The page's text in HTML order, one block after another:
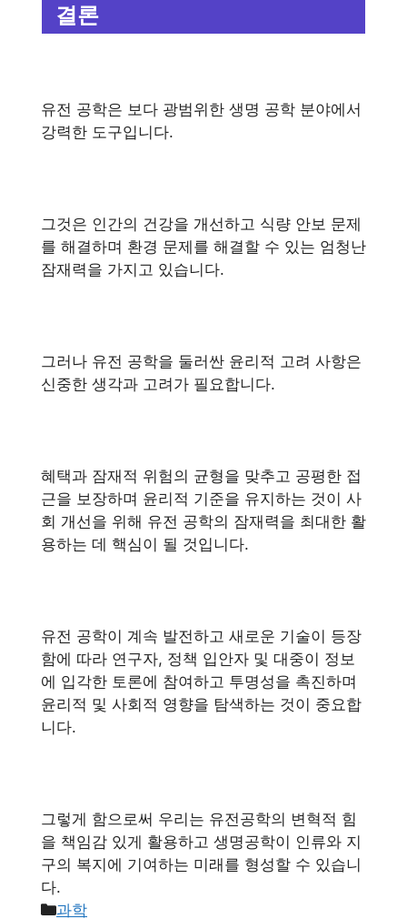
결론
유전 공학은 보다 광범위한 생명 공학 분야에서
강력한 도구입니다.
그것은 인간의 건강을 개선하고 식량 안보 문제
를 해결하며 환경 문제를 해결할 수 있는 엄청난
잠재력을 가지고 있습니다.
그러나 유전 공학을 둘러싼 윤리적 고려 사항은
신중한 생각과 고려가 필요합니다.
혜택과 잠재적 위험의 균형을 맞추고 공평한 접
근을 보장하며 윤리적 기준을 유지하는 것이 사
회 개선을 위해 유전 공학의 잠재력을 최대한 활
용하는 데 핵심이 될 것입니다.
유전 공학이 계속 발전하고 새로운 기술이 등장
함에 따라 연구자, 정책 입안자 및 대중이 정보
에 입각한 토론에 참여하고 투명성을 촉진하며
윤리적 및 사회적 영향을 탐색하는 것이 중요합
니다.
그렇게 함으로써 우리는 유전공학의 변혁적 힘
을 책임감 있게 활용하고 생명공학이 인류와 지
구의 복지에 기여하는 미래를 형성할 수 있습니
다.
카
과학